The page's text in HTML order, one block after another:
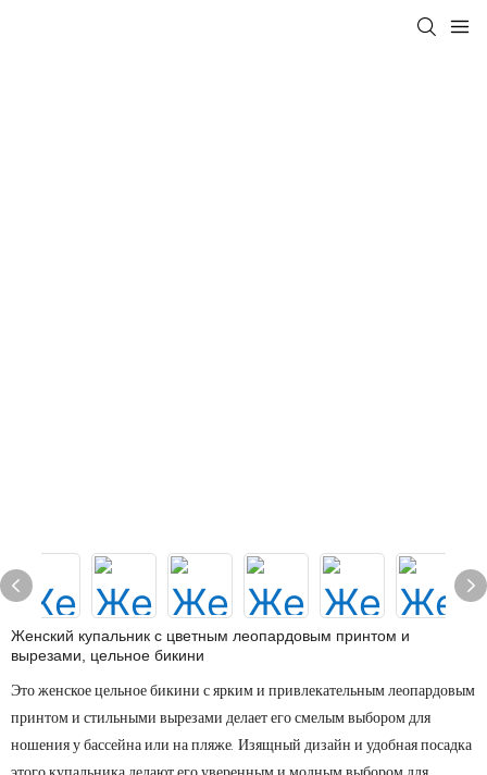
Женский купальник с цветным леопардовым принтом и
вырезами, цельное бикини
Это женское цельное бикини с ярким и привлекательным леопардовым
принтом и стильными вырезами делает его смелым выбором для
ношения у бассейна или на пляже. Изящный дизайн и удобная посадка